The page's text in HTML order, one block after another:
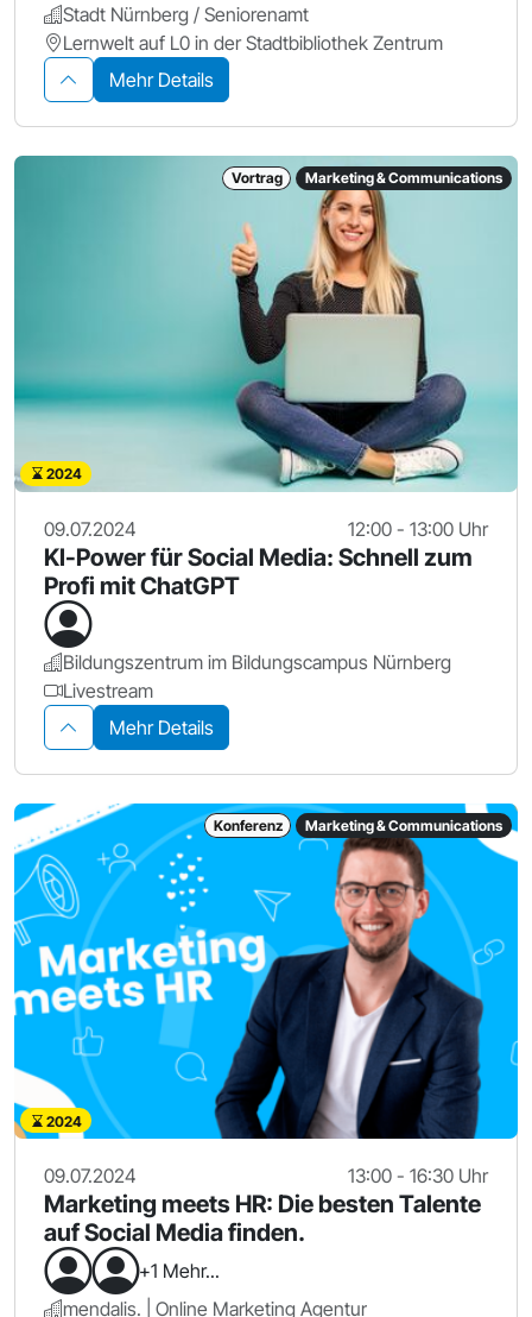
Stadt Nürnberg / Seniorenamt
Lernwelt auf L0 in der Stadtbibliothek Zentrum
Mehr Details
Vortrag Marketing & Communications
2024
09.07.2024 12:00 - 13:00 Uhr
KI-Power für Social Media: Schnell zum
Profi mit ChatGPT
Bildungszentrum im Bildungscampus Nürnberg
Livestream
Mehr Details
Konferenz Marketing & Communications
2024
09.07.2024 13:00 - 16:30 Uhr
Marketing meets HR: Die besten Talente
auf Social Media finden.
+1 Mehr...
mendalis. | Online Marketing Agentur